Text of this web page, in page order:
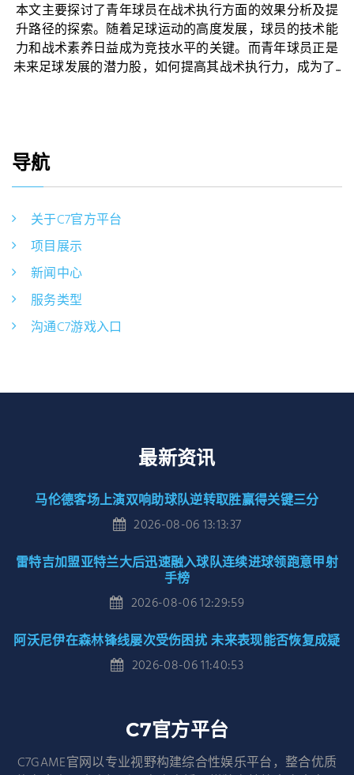
本文主要探讨了青年球员在战术执行方面的效果分析及提
升路径的探索。随着足球运动的高度发展，球员的技术能
力和战术素养日益成为竞技水平的关键。而青年球员正是
未来足球发展的潜力股，如何提高其战术执行力，成为了...
导航
关于C7官方平台
项目展示
新闻中心
服务类型
沟通C7游戏入口
最新资讯
马伦德客场上演双响助球队逆转取胜赢得关键三分
2026-08-06 13:13:37
雷特吉加盟亚特兰大后迅速融入球队连续进球领跑意甲射
手榜
2026-08-06 12:29:59
阿沃尼伊在森林锋线屡次受伤困扰 未来表现能否恢复成疑
2026-08-06 11:40:53
C7官方平台
C7GAME官网以专业视野构建综合性娱乐平台，整合优质